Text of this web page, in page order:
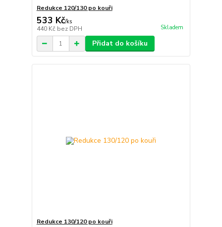
Redukce 120/130 po kouři
533 Kč/ks
440 Kč bez DPH Skladem
Přidat do košíku
Redukce 130/120 po kouři